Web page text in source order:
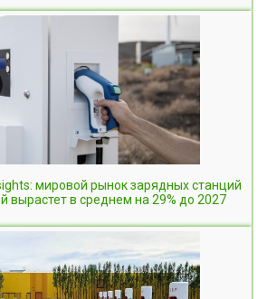
мировой рынок зарядных станций
вырастет в среднем на 29% до 2027